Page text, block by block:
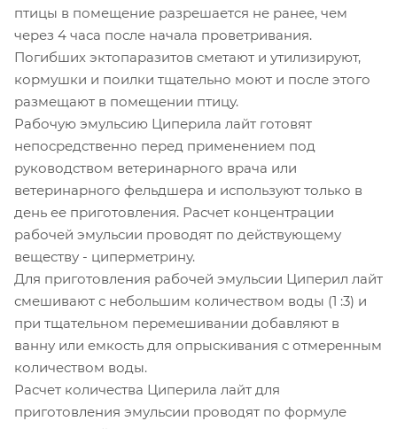
птицы в помещение разрешается не ранее, чем
через 4 часа после начала проветривания.
Погибших эктопаразитов сметают и утилизируют,
кормушки и поилки тщательно моют и после этого
размещают в помещении птицу.
Рабочую эмульсию Циперила лайт готовят
непосредственно перед применением под
руководством ветеринарного врача или
ветеринарного фельдшера и используют только в
день ее приготовления. Расчет концентрации
рабочей эмульсии проводят по действующему
веществу - циперметрину.
Для приготовления рабочей эмульсии Циперил лайт
смешивают с небольшим количеством воды (1 :3) и
при тщательном перемешивании добавляют в
ванну или емкость для опрыскивания с отмеренным
количеством воды.
Расчет количества Циперила лайт для
приготовления эмульсии проводят по формуле